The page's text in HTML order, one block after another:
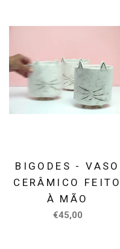
BIGODES - VASO
CERÂMICO FEITO
À MÃO
€45,00